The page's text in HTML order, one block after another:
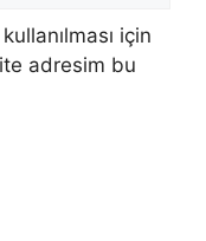
için
adresim bu